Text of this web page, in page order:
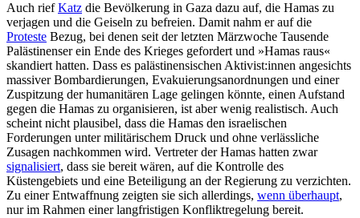
Auch riefKatz die Bevölkerung in Gaza dazu auf, die Hamas zu
verjagen und die Geiseln zu befreien. Damit nahm er auf die
Proteste Bezug, bei denen seit der letzten Märzwoche Tausende
Palästinenser ein Ende des Krieges gefordert und »Hamas raus«
skandiert hatten. Dass es palästinensischen Aktivist:innen angesichts
massiver Bombar­dierungen, Evakuierungsanordnungen und einer
Zuspitzung der humanitären Lage gelingen könnte, einen Aufstand
gegen die Hamas zu organisieren, ist aber wenig rea­listisch. Auch
scheint nicht plausibel, dass die Hamas den israelischen
Forderungen unter militärischem Druck und ohne ver­lässliche
Zusagen nachkommen wird. Ver­treter der Hamas hatten zwar
signalisiert, dass sie bereit wären, auf die Kontrol­le des
Küstengebiets und eine Beteiligung an der Regierung zu verzichten.
Zu einer Entwaffnung zeigten sie sich allerdings, wenn über­haupt,
nur im Rahmen einer langfristigen Konfliktregelung bereit.